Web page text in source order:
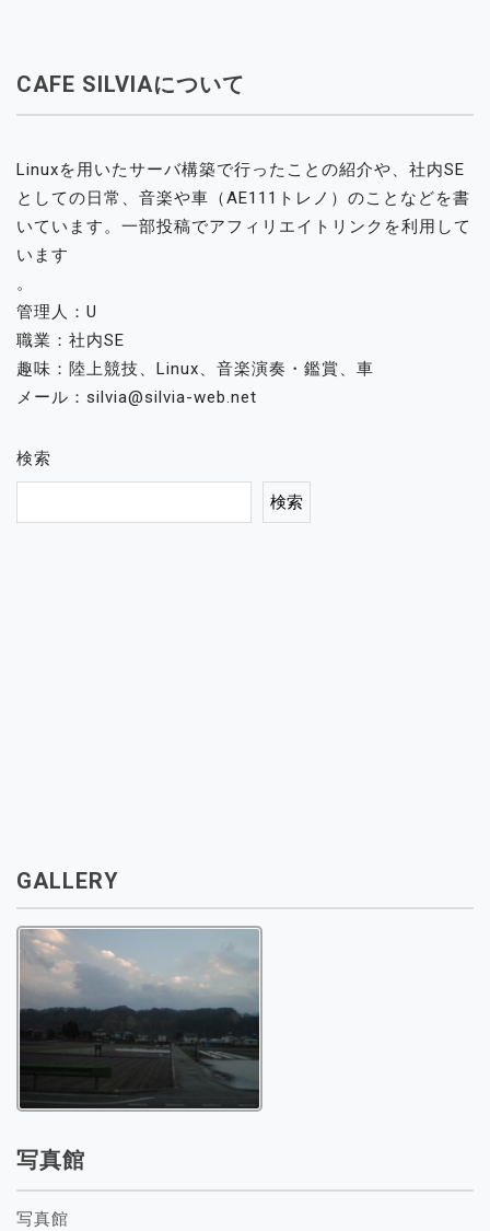
CAFE SILVIAについて
Linuxを用いたサーバ構築で行ったことの紹介や、社内SE
としての日常、音楽や車（AE111トレノ）のことなどを書
いています。一部投稿でアフィリエイトリンクを利用して
います
。
管理人：U
職業：社内SE
趣味：陸上競技、Linux、音楽演奏・鑑賞、車
メール：silvia@silvia-web.net
検索
検索
GALLERY
写真館
写真館